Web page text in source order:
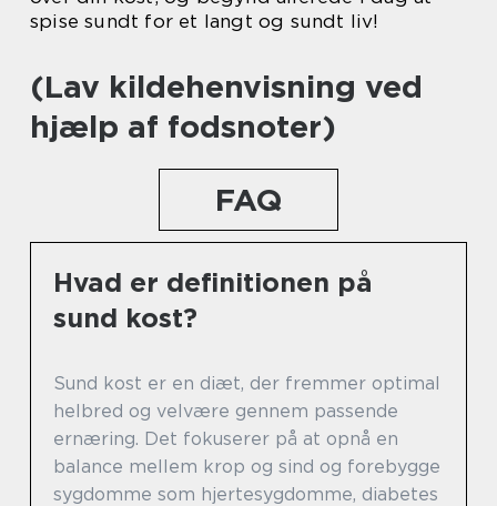
spise sundt for et langt og sundt liv!
(Lav kildehenvisning ved
hjælp af fodsnoter)
FAQ
Hvad er definitionen på
sund kost?
Sund kost er en diæt, der fremmer optimal
helbred og velvære gennem passende
ernæring. Det fokuserer på at opnå en
balance mellem krop og sind og forebygge
sygdomme som hjertesygdomme, diabetes